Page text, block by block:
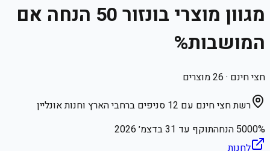
מגוון מוצרי בונזור 50 הנחה אם
המושבות%
חצי חינם ·
26מוצרים
רשת חצי חינם עם 12 סניפים ברחבי הארץ וחנות אונליין
5000% הנחה תוקף עד 31 בדצמ׳ 2026
לחנות